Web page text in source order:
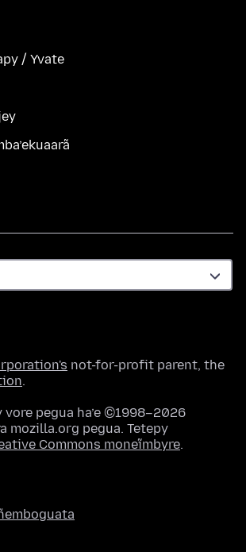
/ Yvate
not-for-profit parent, the
.
pegua ha’e ©1998–2026
mozilla.org pegua. Tetepy
Commons moneĩmbyre.